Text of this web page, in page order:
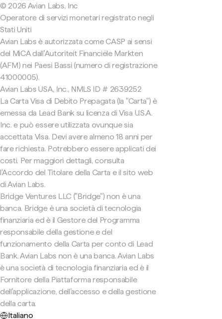
© 2026 Avian Labs, Inc
Operatore di servizi monetari registrato negli
Stati Uniti
Avian Labs è autorizzata come CASP ai sensi
del MiCA dall'Autoriteit Financiële Markten
(AFM) nei Paesi Bassi (numero di registrazione
41000005).
Avian Labs USA, Inc., NMLS ID # 2639252
La Carta Visa di Debito Prepagata (la "Carta") è
emessa da Lead Bank su licenza di Visa U.S.A.
Inc. e può essere utilizzata ovunque sia
accettata Visa. Devi avere almeno 18 anni per
fare richiesta. Potrebbero essere applicati dei
costi. Per maggiori dettagli, consulta
l'Accordo del Titolare della Carta e il sito web
di Avian Labs.
Bridge Ventures LLC ("Bridge") non è una
banca. Bridge è una società di tecnologia
finanziaria ed è il Gestore del Programma
responsabile della gestione e del
funzionamento della Carta per conto di Lead
Bank. Avian Labs non è una banca. Avian Labs
è una società di tecnologia finanziaria ed è il
Fornitore della Piattaforma responsabile
dell'applicazione, dell'accesso e della gestione
della carta.
Italiano